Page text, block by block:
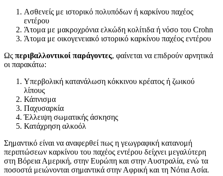
Ασθενείς με ιστορικό πολυπόδων ή καρκίνου παχέος
εντέρου
Άτομα με μακροχρόνια ελκώδη κολίτιδα ή νόσο του Crohn
Άτομα με οικογενειακό ιστορικό καρκίνου παχέος εντέρου
Ως περιβαλλοντικοί παράγοντες, φαίνεται να επιδρούν αρνητικά
οι παρακάτω:
Υπερβολική κατανάλωση κόκκινου κρέατος ή ζωικού
λίπους
Κάπνισμα
Παχυσαρκία
Έλλειψη σωματικής άσκησης
Κατάχρηση αλκοόλ
Σημαντικό είναι να αναφερθεί πως η γεωγραφική κατανομή
περιπτώσεων καρκίνου του παχέος εντέρου δείχνει μεγαλύτερη
στη Βόρεια Αμερική, στην Ευρώπη και στην Αυστραλία, ενώ τα
ποσοστά μειώνονται σημαντικά στην Αφρική και τη Νότια Ασία.